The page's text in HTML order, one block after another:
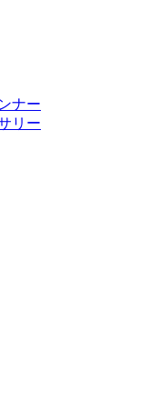
ナー
リー